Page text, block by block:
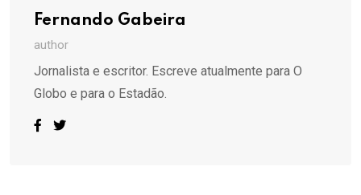
Fernando Gabeira
author
Jornalista e escritor. Escreve atualmente para O
Globo e para o Estadão.